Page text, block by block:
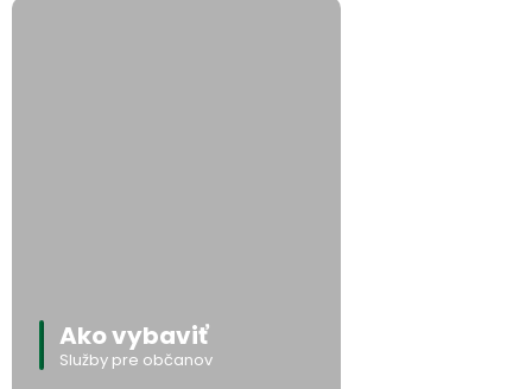
Ako vybaviť
Služby pre občanov